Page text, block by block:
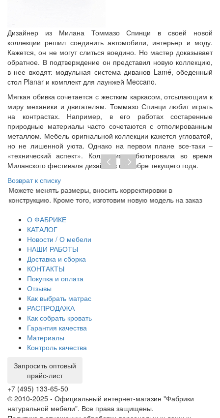
Дизайнер из Милана Томмазо Спинци в своей новой
коллекции решил соединить автомобили, интерьер и моду.
Кажется, он не могут слиться воедино. Но мастер доказывает
обратное. В подтверждение он представил новую коллекцию,
в нее входят: модульная система диванов Lamé, обеденный
стол Planar и комплект для лаунжей Meccano.
Мягкая обивка сочетается с жестким каркасом, отсылающим к
миру механики и двигателям. Томмазо Спинци любит играть
на контрастах. Например, в его работах состаренные
природные материалы часто сочетаются с отполированным
металлом. Мебель оригнальной коллекции кажется угловатой,
но не лишенной уюта. Однако на первом плане все-таки –
«технический аспект». Коллекция дебютировала во время
Миланского фестиваля дизайна в сентябре текущего года.
Возврат к списку
Можете менять размеры, вносить корректировки в
конструкцию. Кроме того, изготовим новую модель на заказ
О ФАБРИКЕ
КАТАЛОГ
Новости / О мебели
НАШИ РАБОТЫ
Доставка и сборка
КОНТАКТЫ
Покупка и оплата
Отзывы
Как выбрать матрас
РАСПРОДАЖА
Как собрать кровать
Гарантия качества
Материалы
Контроль качества
Запросить оптовый
прайс-лист
+7 (495) 133-65-50
© 2010-2025 - Официальный интернет-магазин "Фабрики
натуральной мебели". Все права защищены.